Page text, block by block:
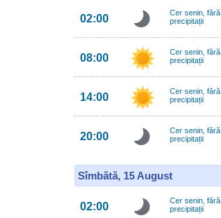
02:00
Cer senin, fără
precipitații
08:00
Cer senin, fără
precipitații
14:00
Cer senin, fără
precipitații
20:00
Cer senin, fără
precipitații
Sîmbătă, 15 August
02:00
Cer senin, fără
precipitații